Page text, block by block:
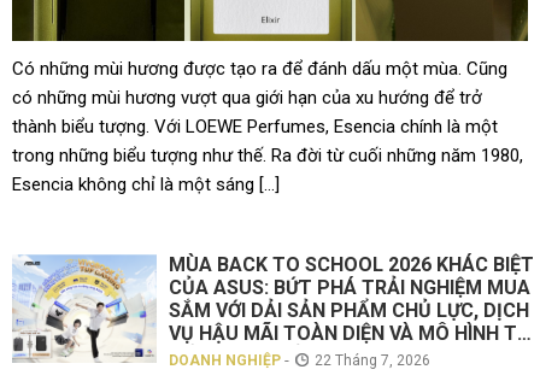
Có những mùi hương được tạo ra để đánh dấu một mùa. Cũng
có những mùi hương vượt qua giới hạn của xu hướng để trở
thành biểu tượng. Với LOEWE Perfumes, Esencia chính là một
trong những biểu tượng như thế. Ra đời từ cuối những năm 1980,
Esencia không chỉ là một sáng […]
MÙA BACK TO SCHOOL 2026 KHÁC BIỆT
CỦA ASUS: BỨT PHÁ TRẢI NGHIỆM MUA
SẮM VỚI DẢI SẢN PHẨM CHỦ LỰC, DỊCH
VỤ HẬU MÃI TOÀN DIỆN VÀ MÔ HÌNH TƯ
VẤN TRỰC TIẾP “TOUCH ASUS”
DOANH NGHIỆP - 22 Tháng 7, 2026